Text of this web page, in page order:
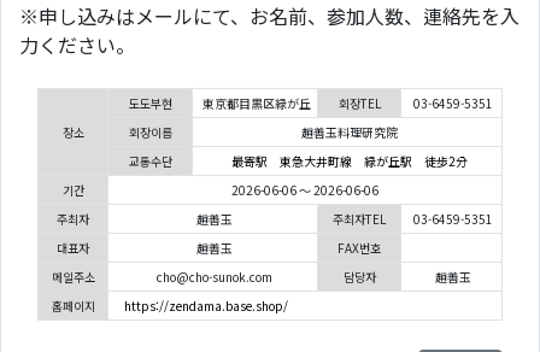
※申し込みはメールにて、お名前、参加人数、連絡先を入
力ください。
장소
도도부현 東京都目黒区緑が丘 회장TEL
03-6459-5351
회장이름
趙善玉料理研究院
교통수단
最寄駅 東急大井町線 緑が丘駅 徒歩2分
기간
2026-06-06 ～ 2026-06-06
주최자
趙善玉 주최자TEL
03-6459-5351
대표자
趙善玉
FAX번호
메일주소
cho@cho-sunok.com 담당자
趙善玉
홈페이지
https://zendama.base.shop/